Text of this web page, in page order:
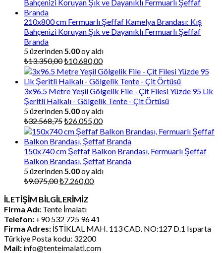
210x800 cm Fermuarlı Şeffaf Kamelya Brandası: Kış
Bahçenizi Koruyan Şık ve Dayanıklı Fermuarlı Şeffaf
Branda
5 üzerinden 5.00oy aldı
₺13.350,00Orijinal
fiyat:
₺13.350,00.
₺10.680,00Şu
andaki
fiyat:
₺10.680,00.
3x96.5 Metre Yeşil Gölgelik File - Çit Filesi Yüzde 95 Lik
Şeritli Halkalı - Gölgelik Tente - Çit Örtüsü
5 üzerinden 5.00oy aldı
₺32.568,75Orijinal
fiyat:
₺32.568,75.
₺26.055,00Şu
andaki
fiyat:
₺26.055,00.
150x740 cm Şeffaf Balkon Brandası, Fermuarlı Şeffaf
Balkon Brandası, Şeffaf Branda
5 üzerinden 5.00oy aldı
₺9.075,00Orijinal
₺9.075,00.
₺7.260,00Şu
İLETİŞİM BİLGİLERİMİZ
Firma Adı: Tente İmalatı
Telefon: +90 532 725 96 41
Firma Adres: İSTİKLAL MAH. 113 CAD. NO:127 D.1 Isparta
Türkiye Posta kodu: 32200
Mail: info@tenteimalati.com